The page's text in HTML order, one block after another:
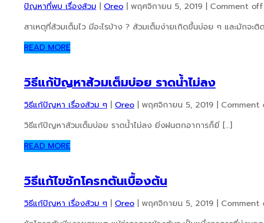
ปัญหาที่พบ เรื่องส้วม | Oreo | พฤศจิกายน 5, 2019 | Comment off
สาเหตุที่ส้วมเต็มไว มีอะไรบ้าง ? ส้วมเต็มง่ายเกิดขึ้นบ่อย ๆ และมักจ
READ MORE
วิธีแก้ปัญหาส้วมเต็มบ่อย ราดน้ำไม่ลง
วิธีแก้ปัญหา เรื่องส้วม ๆ | Oreo | พฤศจิกายน 5, 2019 | Comment
วิธีแก้ปัญหาส้วมเต็มบ่อย ราดน้ำไม่ลง ยิ่งฝนตกอาการก็ยิ่ […]
READ MORE
วิธีแก้ไขชักโครกตันเบื้องต้น
วิธีแก้ปัญหา เรื่องส้วม ๆ | Oreo | พฤศจิกายน 5, 2019 | Comment